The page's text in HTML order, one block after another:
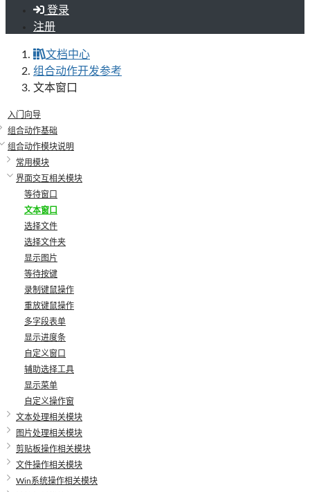
登录
注册
文档中心
组合动作开发参考
文本窗口
入门向导
组合动作基础
组合动作模块说明
常用模块
界面交互相关模块
等待窗口
文本窗口
选择文件
选择文件夹
显示图片
等待按键
录制键鼠操作
重放键鼠操作
多字段表单
显示进度条
自定义窗口
辅助选择工具
显示菜单
自定义操作窗
文本处理相关模块
图片处理相关模块
剪贴板操作相关模块
文件操作相关模块
Win系统操作相关模块